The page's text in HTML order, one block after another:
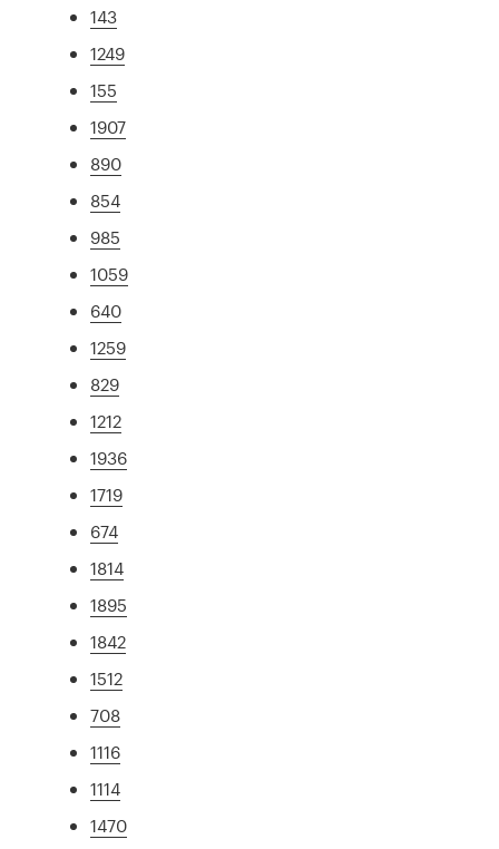
143
1249
155
1907
890
854
985
1059
640
1259
829
1212
1936
1719
674
1814
1895
1842
1512
708
1116
1114
1470